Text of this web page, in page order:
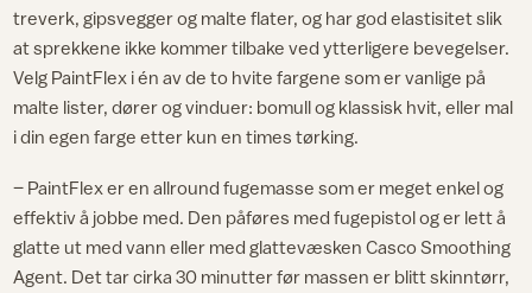
treverk, gipsvegger og malte flater, og har god elastisitet slik
at sprekkene ikke kommer tilbake ved ytterligere bevegelser.
Velg PaintFlex i én av de to hvite fargene som er vanlige på
malte lister, dører og vinduer: bomull og klassisk hvit, eller mal
i din egen farge etter kun en times tørking.
– PaintFlex er en allround fugemasse som er meget enkel og
effektiv å jobbe med. Den påføres med fugepistol og er lett å
glatte ut med vann eller med glattevæsken Casco Smoothing
Agent. Det tar cirka 30 minutter før massen er blitt skinntørr,